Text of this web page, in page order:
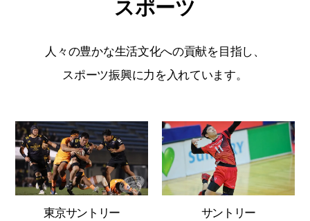
スポーツ
人々の豊かな生活文化への貢献を目指し、
スポーツ振興に力を入れています。
東京サントリー
サントリー